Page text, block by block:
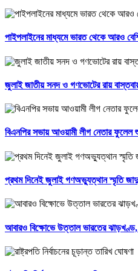
পাইপলাইনের মাধ্যমে ভারত থেকে আরও বেশি
জুলাই জাতীয় সনদ ও গণভোটের রায়
বিএনপির সভায় আওয়ামী লীগ নেতার ফুলেল
প্রথম দিনেই জুলাই গণঅভ্যুত্থান স্মৃতি
আবারও বিক্ষোভে উত্তাল ভারতের